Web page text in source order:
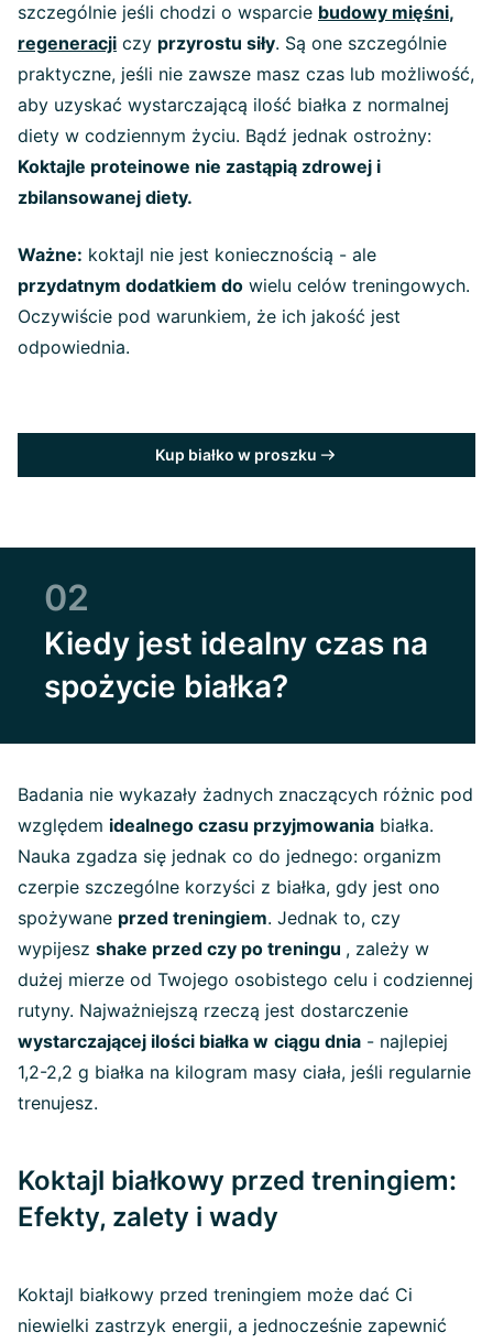
szczególnie jeśli chodzi o wsparcie budowy mięśni,
regeneracji czy przyrostu siły. Są one szczególnie
praktyczne, jeśli nie zawsze masz czas lub możliwość,
aby uzyskać wystarczającą ilość białka z normalnej
diety w codziennym życiu. Bądź jednak ostrożny:
Koktajle proteinowe nie zastąpią zdrowej i
zbilansowanej diety.
Ważne: koktajl nie jest koniecznością - ale
przydatnym dodatkiem do wielu celów treningowych.
Oczywiście pod warunkiem, że ich jakość jest
odpowiednia.
Kup białko w proszku
02
Kiedy jest idealny czas na
spożycie białka?
Badania nie wykazały żadnych znaczących różnic pod
względem idealnego czasu przyjmowania białka.
Nauka zgadza się jednak co do jednego: organizm
czerpie szczególne korzyści z białka, gdy jest ono
spożywane przed treningiem. Jednak to, czy
wypijesz shake przed czy po treningu , zależy w
dużej mierze od Twojego osobistego celu i codziennej
rutyny. Najważniejszą rzeczą jest dostarczenie
wystarczającej ilości białka w ciągu dnia - najlepiej
1,2-2,2 g białka na kilogram masy ciała, jeśli regularnie
trenujesz.
Koktajl białkowy przed treningiem:
Efekty, zalety i wady
Koktajl białkowy przed treningiem może dać Ci
niewielki zastrzyk energii, a jednocześnie zapewnić